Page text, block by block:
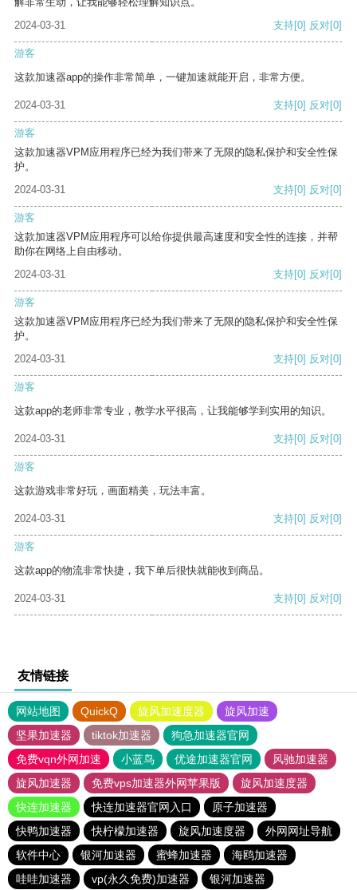
2024-03-31
支持[0] 反对[0]
游客
这款加速器app的操作非常简单，一键加速就能开启，非常方便。
2024-03-31 支持[0] 反对[0]
游客
这款加速器VPM应用程序已经为我们带来了无限的隐私保护和安全性保
护。
2024-03-31
支持[0] 反对[0]
游客
这款加速器VPM应用程序可以给你提供最高速度和安全性的连接，并帮
助你在网络上自由移动。
2024-03-31
支持[0] 反对[0]
游客
这款加速器VPM应用程序已经为我们带来了无限的隐私保护和安全性保
护。
2024-03-31
支持[0] 反对[0]
游客
这款app的老师非常专业，教学水平很高，让我能够学到实用的知识。
2024-03-31 支持[0] 反对[0]
游客
这款游戏非常好玩，画面精美，玩法丰富。
2024-03-31 支持[0] 反对[0]
游客
这款app的物流非常快捷，我下单后很快就能收到商品。
2024-03-31 支持[0] 反对[0]
友情链接
网站地图 QuickQ 旋风加速度器
旋风加速
坚果加速器
tiktok加速器
狗急加速器官网
免费vqn外网加速
小蓝鸟 优途加速器官网
风驰加速器
旋风加速器
免费vps加速器外网苹果版
旋风加速度器
快连加速器
快连加速器官网入口
原子加速器
快鸭加速器
快柠檬加速器 旋风加速度器
外网网址导航
软件中心
银河加速器 蜜蜂加速器
海鸥加速器
哇哇加速器
vp(永久免费)加速器 银河加速器